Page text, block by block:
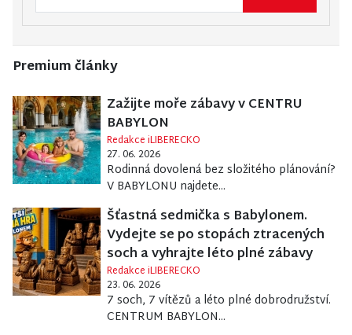
Premium články
Zažijte moře zábavy v CENTRU
BABYLON
Redakce iLIBERECKO
27. 06. 2026
Rodinná dovolená bez složitého plánování?
V BABYLONU najdete...
Šťastná sedmička s Babylonem.
Vydejte se po stopách ztracených
soch a vyhrajte léto plné zábavy
Redakce iLIBERECKO
23. 06. 2026
7 soch, 7 vítězů a léto plné dobrodružství.
CENTRUM BABYLON...